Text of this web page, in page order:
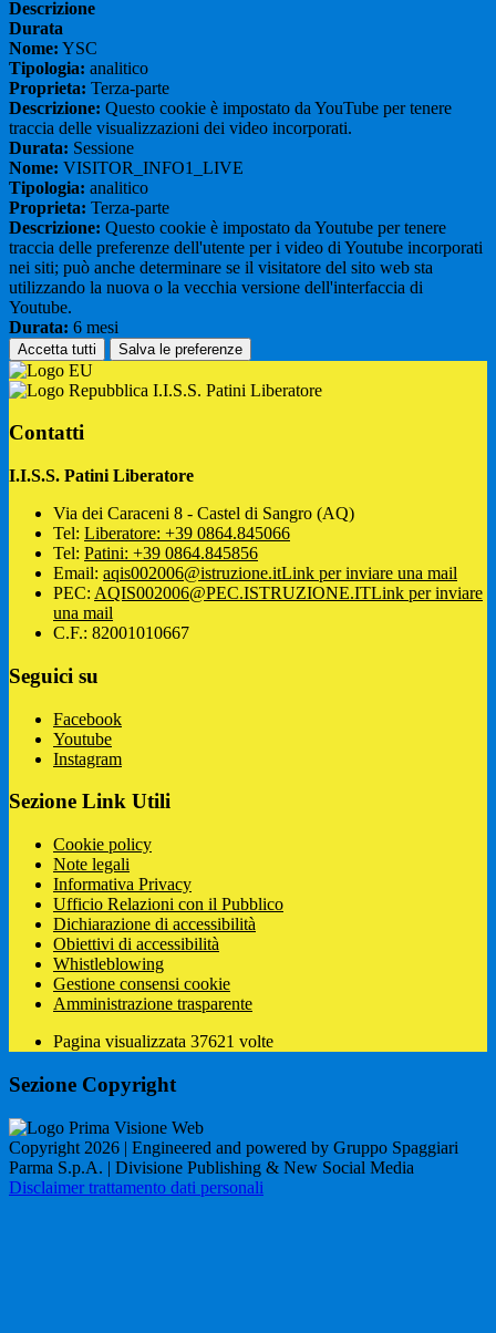
Descrizione
Durata
Nome: YSC
Tipologia: analitico
Proprieta: Terza-parte
Descrizione: Questo cookie è impostato da YouTube per tenere
traccia delle visualizzazioni dei video incorporati.
Durata: Sessione
Nome: VISITOR_INFO1_LIVE
Tipologia: analitico
Proprieta: Terza-parte
Descrizione: Questo cookie è impostato da Youtube per tenere
traccia delle preferenze dell'utente per i video di Youtube incorporati
nei siti; può anche determinare se il visitatore del sito web sta
utilizzando la nuova o la vecchia versione dell'interfaccia di
Youtube.
Durata: 6 mesi
Accetta tutti Salva le preferenze
I.I.S.S. Patini Liberatore
Contatti
I.I.S.S. Patini Liberatore
Via dei Caraceni 8 - Castel di Sangro (AQ)
Tel: Liberatore: +39 0864.845066
Tel: Patini: +39 0864.845856
Email: aqis002006@istruzione.itLink per inviare una mail
PEC: AQIS002006@PEC.ISTRUZIONE.ITLink per inviare
una mail
C.F.: 82001010667
Seguici su
Facebook
Youtube
Instagram
Sezione Link Utili
Cookie policy
Note legali
Informativa Privacy
Ufficio Relazioni con il Pubblico
Dichiarazione di accessibilità
Obiettivi di accessibilità
Whistleblowing
Gestione consensi cookie
Amministrazione trasparente
Pagina visualizzata 37621 volte
Sezione Copyright
Copyright 2026 | Engineered and powered by Gruppo Spaggiari
Parma S.p.A. | Divisione Publishing & New Social Media
Disclaimer trattamento dati personali